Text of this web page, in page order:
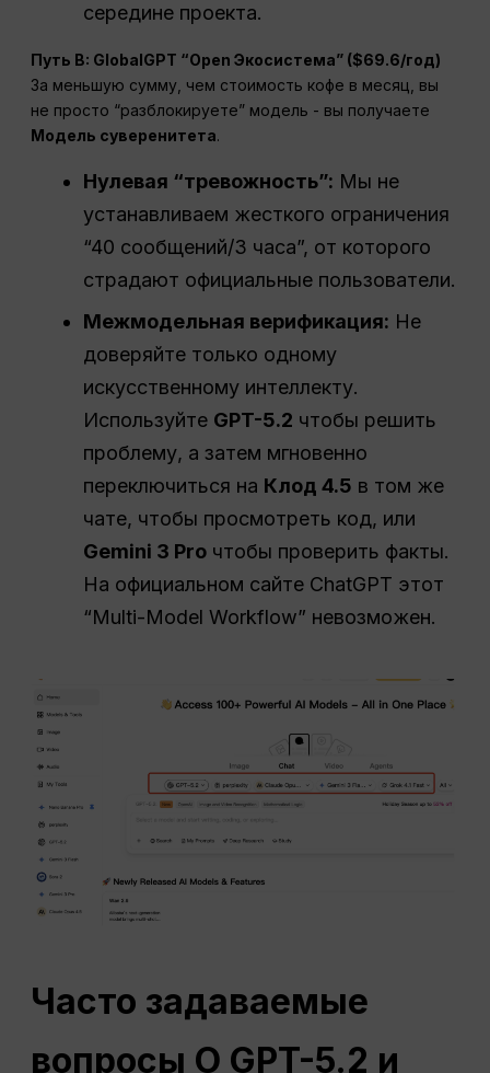
середине проекта.
Путь B: GlobalGPT “OpenЭкосистема” ($69.6/год)
За меньшую сумму, чем стоимость кофе в месяц, вы
не просто “разблокируете” модель - вы получаете
Модель суверенитета.
Нулевая “тревожность”: Мы не
устанавливаем жесткого ограничения
“40 сообщений/3 часа”, от которого
страдают официальные пользователи.
Межмодельная верификация: Не
доверяйте только одному
искусственному интеллекту.
Используйте GPT-5.2 чтобы решить
проблему, а затем мгновенно
переключиться на Клод 4.5 в том же
чате, чтобы просмотреть код, или
Gemini 3 Pro чтобы проверить факты.
На официальном сайте ChatGPT этот
“Multi-Model Workflow” невозможен.
Часто задаваемые
вопросы О GPT-5.2 и